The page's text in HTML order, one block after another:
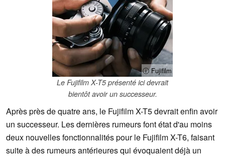
ⓘ Fujifilm
Le Fujifilm X-T5 présenté ici devrait
bientôt avoir un successeur.
Après près de quatre ans, le Fujifilm X-T5 devrait enfin avoir
un successeur. Les dernières rumeurs font état d'au moins
deux nouvelles fonctionnalités pour le Fujifilm X-T6, faisant
suite à des rumeurs antérieures qui évoquaient déjà un